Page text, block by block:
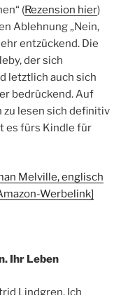
(Rezension hier)
Ablehnung „Nein,
entzückend. Die
der sich
letztlich auch sich
bedrückend. Auf
zu lesen sich definitiv
es fürs Kindle für
Melville, englisch
Werbelink]
Ihr Leben
Lindgren. Ich